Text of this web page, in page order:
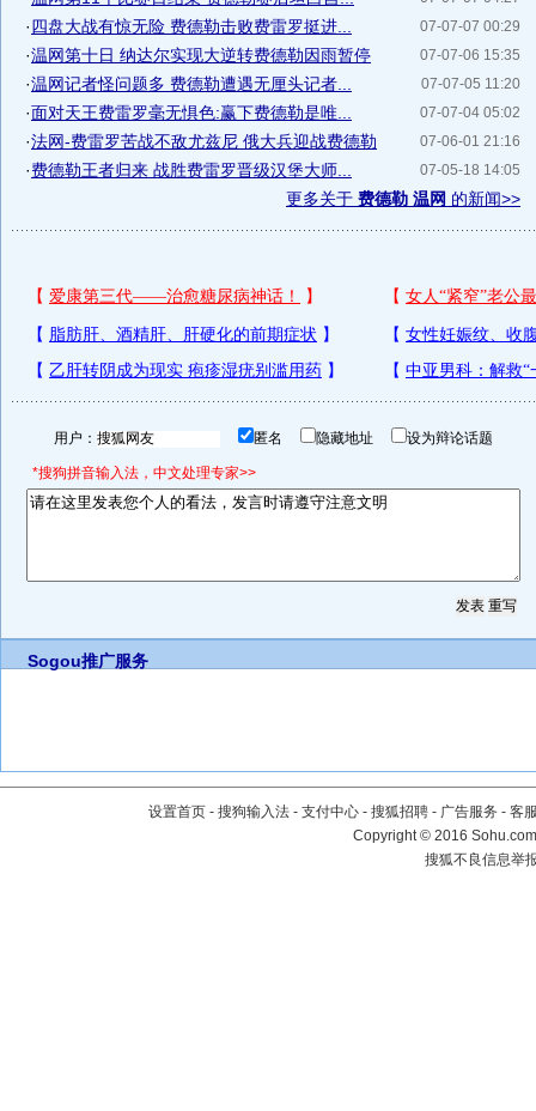
07-07-07 00:29
·四盘大战有惊无险 费德勒击败费雷罗挺进...
07-07-06 15:35
·温网第十日 纳达尔实现大逆转费德勒因雨暂停
07-07-05 11:20
·温网记者怪问题多 费德勒遭遇无厘头记者...
07-07-04 05:02
·面对天王费雷罗毫无惧色:赢下费德勒是唯...
07-06-01 21:16
·法网-费雷罗苦战不敌尤兹尼 俄大兵迎战费德勒
07-05-18 14:05
·费德勒王者归来 战胜费雷罗晋级汉堡大师...
更多关于 费德勒 温网 的新闻>>
用户： 匿名 隐藏地址 设为辩论话题
*搜狗拼音输入法，中文处理专家>>
Sogou推广服务
设置首页 - 搜狗输入法 - 支付中心 - 搜狐招聘 - 广告服务 - 客
Copyright©2016
搜狐不良信息举